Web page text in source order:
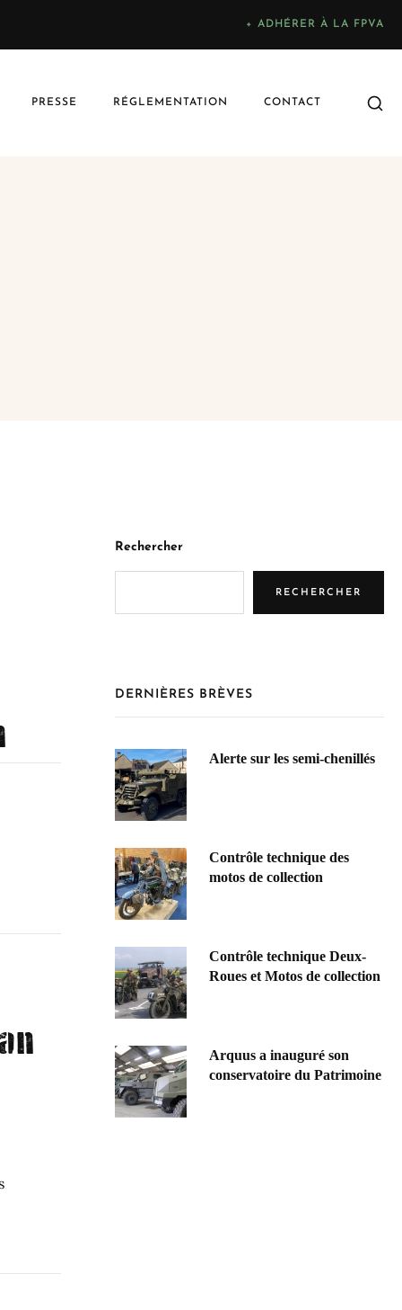
+ ADHÉRER À LA FPVA
PRESSE RÉGLEMENTATION CONTACT
Rechercher
RECHERCHER
DERNIÈRES BRÈVES
Alerte sur les semi-chenillés
Contrôle technique des
motos de collection
Contrôle technique Deux-
Roues et Motos de collection
Arquus a inauguré son
conservatoire du Patrimoine